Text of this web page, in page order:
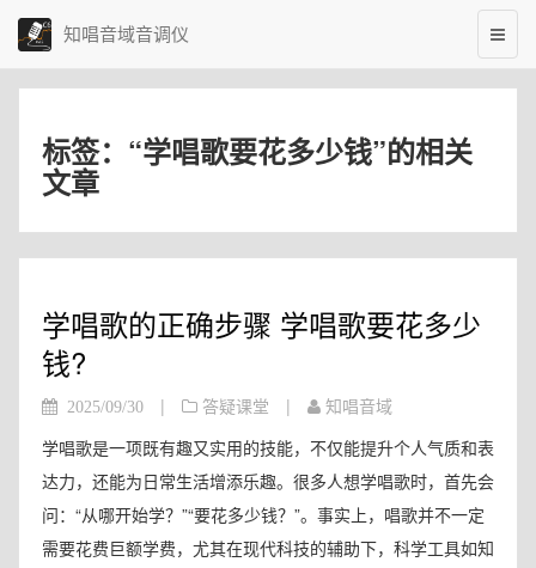
知唱音域音调仪
标签：“学唱歌要花多少钱”的相关
文章
学唱歌的正确步骤 学唱歌要花多少
钱?
2025/09/30 | 答疑课堂 | 知唱音域
学唱歌是一项既有趣又实用的技能，不仅能提升个人气质和表
达力，还能为日常生活增添乐趣。很多人想学唱歌时，首先会
问：“从哪开始学？”“要花多少钱？”。事实上，唱歌并不一定
需要花费巨额学费，尤其在现代科技的辅助下，科学工具如知